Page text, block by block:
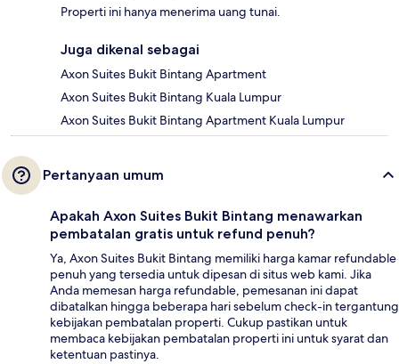
Properti ini hanya menerima uang tunai.
Juga dikenal sebagai
Axon Suites Bukit Bintang Apartment
Axon Suites Bukit Bintang Kuala Lumpur
Axon Suites Bukit Bintang Apartment Kuala Lumpur
Pertanyaan umum
Apakah Axon Suites Bukit Bintang menawarkan
pembatalan gratis untuk refund penuh?
Ya, Axon Suites Bukit Bintang memiliki harga kamar refundable
penuh yang tersedia untuk dipesan di situs web kami. Jika
Anda memesan harga refundable, pemesanan ini dapat
dibatalkan hingga beberapa hari sebelum check-in tergantung
kebijakan pembatalan properti. Cukup pastikan untuk
membaca kebijakan pembatalan properti ini untuk syarat dan
ketentuan pastinya.